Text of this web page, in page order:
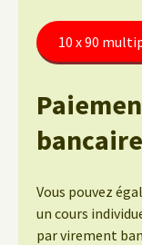
10 x 90
bancaire
Vous pouvez
un cours
par virement